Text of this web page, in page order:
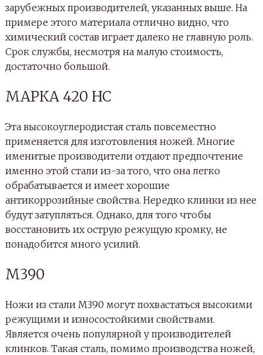
зарубежных производителей, указанных выше. На
примере этого материала отлично видно, что
химический состав играет далеко не главную роль.
Срок службы, несмотря на малую стоимость,
достаточно большой.
МАРКА 420 НС
Эта высокоуглеродистая сталь повсеместно
применяется для изготовления ножей. Многие
именитые производители отдают предпочтение
именно этой стали из-за того, что она легко
обрабатывается и имеет хорошие
антикоррозийные свойства. Нередко клинки из нее
будут затупляться. Однако, для того чтобы
восстановить их острую режущую кромку, не
понадобится много усилий.
М390
Ножи из стали М390 могут похвастаться высокими
режущими и износостойкими свойствами.
Является очень популярной у производителей
клинков. Такая сталь, помимо производства ножей,